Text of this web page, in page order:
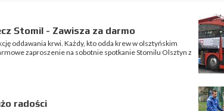
Stomil - Zawisza za darmo
oddawania krwi. Każdy, kto odda krew w olsztyńskim
zaproszenie na sobotnie spotkanie Stomilu Olsztyn z
radości